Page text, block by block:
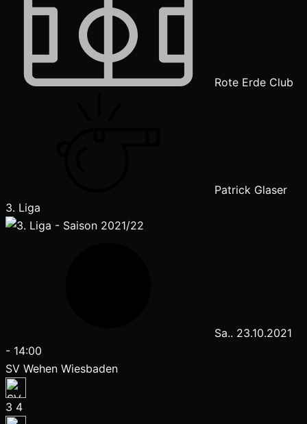
Rote Erde Club
Patrick Glaser
3. Liga
Sa.. 23.10.2021
- 14:00
SV Wehen Wiesbaden
3 4